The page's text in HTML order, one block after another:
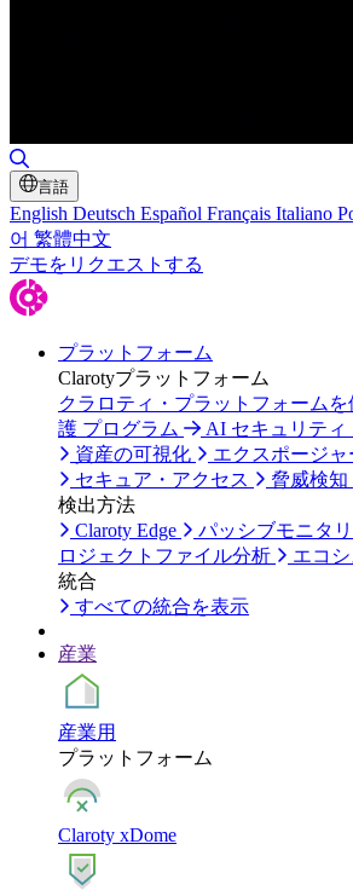
言語
English Deutsch Español Français Italiano
어 繁體中文
デモをリクエストする
プラットフォーム
Clarotyプラットフォーム
クラロティ・プラットフォームを
護 プログラム
AI セキュリティ
資産の可視化
エクスポージャ
セキュア・アクセス
脅威検知
検出方法
Claroty Edge
パッシブモニタ
ロジェクトファイル分析
エコ
統合
すべての統合を表示
産業
産業用
プラットフォーム
Claroty xDome